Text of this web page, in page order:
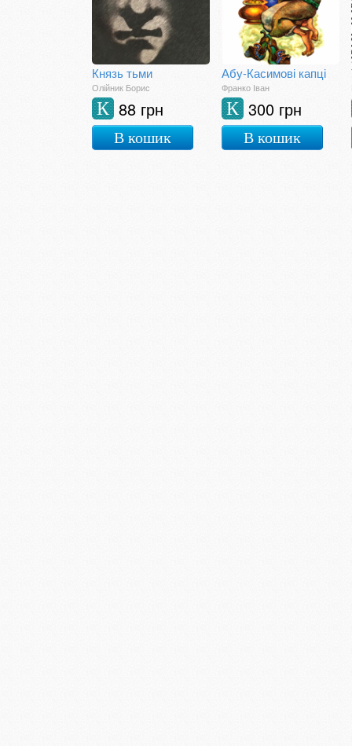
Князь тьми
Олійник Борис
88 грн
К
В кошик
Абу-Касимові капці
Франко Іван
300 грн
К
В кошик